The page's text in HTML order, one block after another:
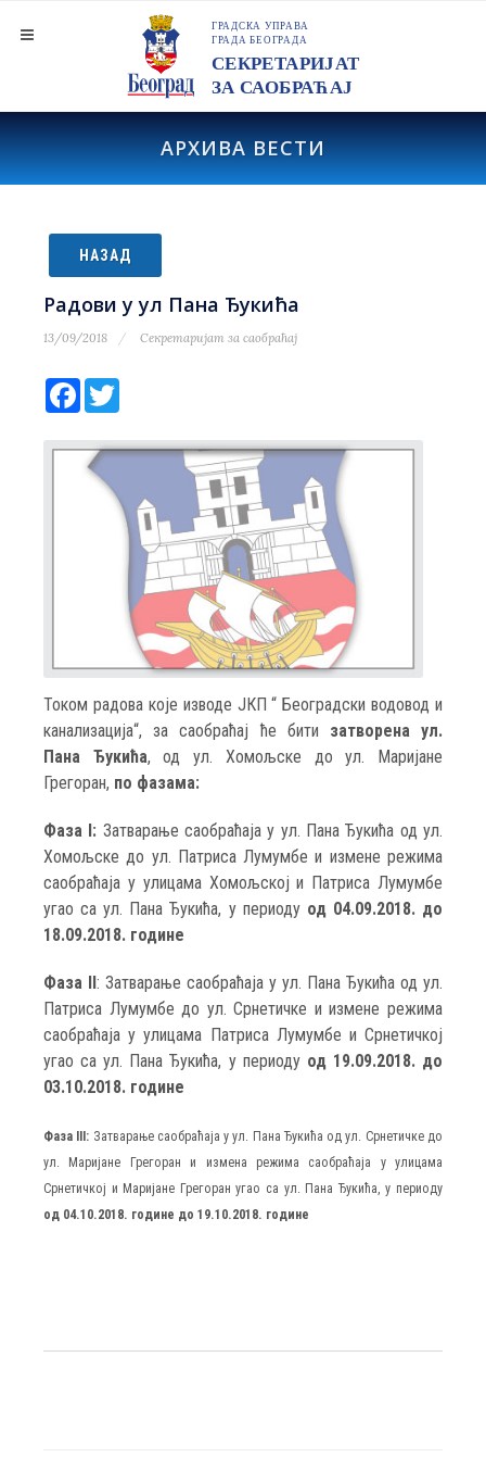
АРХИВА ВЕСТИ
НАЗАД
Радови у ул Пана Ђукића
13/09/2018 Секретаријат за саобраћај
Facebook
Током радова које изводе ЈКП “ Београдски водовод и
канализација“, за саобраћај ће бити затворена ул.
Пана Ђукића, од ул. Хомољске до ул. Маријане
Грегоран, по фазама:
Фаза I: Затварање саобраћаја у ул. Пана Ђукића од ул.
Хомољске до ул. Патриса Лумумбе и измене режима
саобраћаја у улицама Хомољској и Патриса Лумумбе
угао са ул. Пана Ђукића, у периоду од 04.09.2018. до
18.09.2018. године
Фаза II: Затварање саобраћаја у ул. Пана Ђукића од ул.
Патриса Лумумбе до ул. Срнетичке и измене режима
саобраћаја у улицама Патриса Лумумбе и Срнетичкој
угао са ул. Пана Ђукића, у периоду од 19.09.2018. до
03.10.2018. године
Фаза III: Затварање саобраћаја у ул. Пана Ђукића од ул. Срнетичке до
ул. Маријане Грегоран и измена режима саобраћаја у улицама
Срнетичкој и Маријане Грегоран угао са ул. Пана Ђукића, у периоду
од 04.10.2018. године до 19.10.2018. године